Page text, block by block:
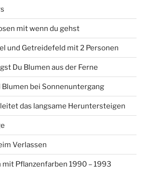
mit wenn du gehst
und Getreidefeld mit 2 Personen
Du Blumen aus der Ferne
Blumen bei Sonnenuntergang
das langsame Heruntersteigen
Verlassen
Pflanzenfarben 1990 – 1993